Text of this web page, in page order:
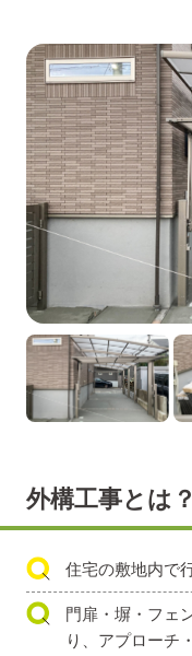
外構工事とは？
住宅の敷地内で
門扉・塀・フェ
り、アプローチ